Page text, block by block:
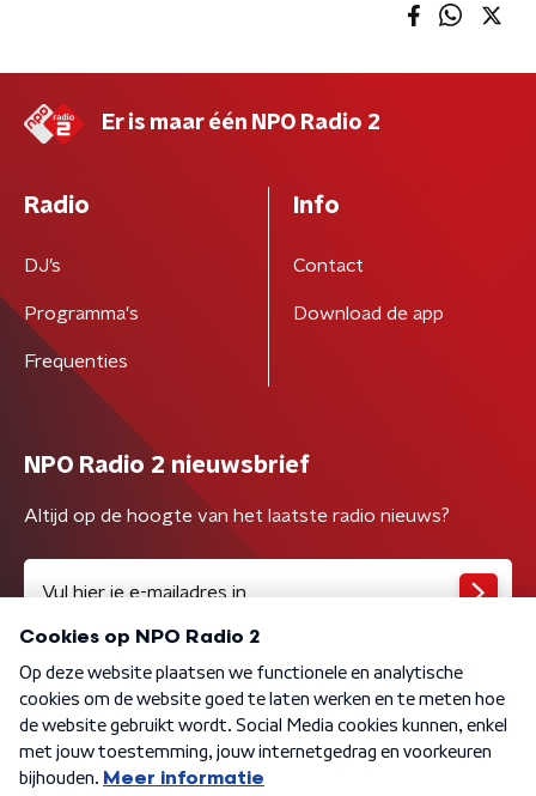
Er is maar één NPO Radio 2
Radio
DJ’s
Programma's
Frequenties
Info
Contact
Download de app
NPO Radio 2 nieuwsbrief
Altijd op de hoogte van het laatste radio nieuws?
Algemene voorwaarden